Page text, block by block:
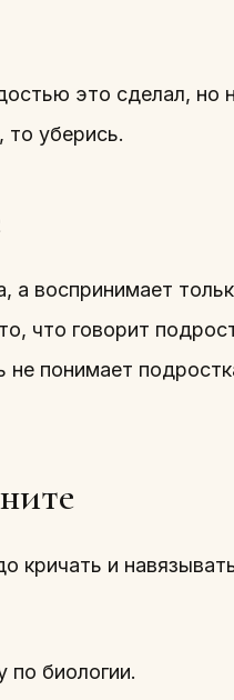
это сделал, но
то уберись.
а воспринимает
что говорит
понимает
кричать и
по биологии.